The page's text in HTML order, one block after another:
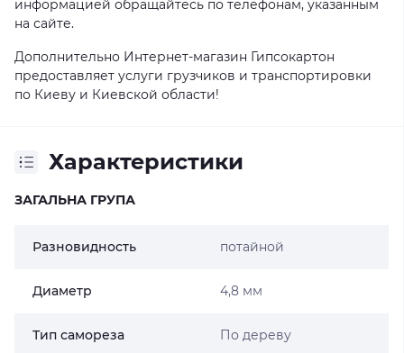
информацией обращайтесь по телефонам, указанным
на сайте.
Дополнительно Интернет-магазин Гипсокартон
предоставляет услуги грузчиков и транспортировки
по Киеву и Киевской области!
Характеристики
ЗАГАЛЬНА ГРУПА
Разновидность потайной
Диаметр 4,8 мм
Тип самореза По дереву